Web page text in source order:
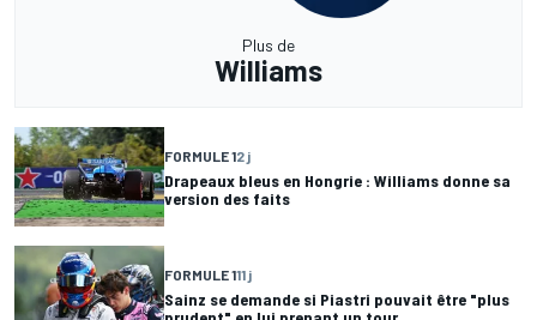
Plus de
Williams
FORMULE 12 j
Drapeaux bleus en Hongrie : Williams donne sa
version des faits
FORMULE 111 j
Sainz se demande si Piastri pouvait être "plus